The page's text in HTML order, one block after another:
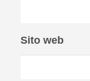
Sito web